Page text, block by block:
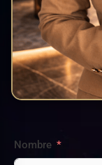
Nombre